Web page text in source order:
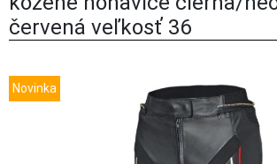
červená veľkosť 36
Novinka